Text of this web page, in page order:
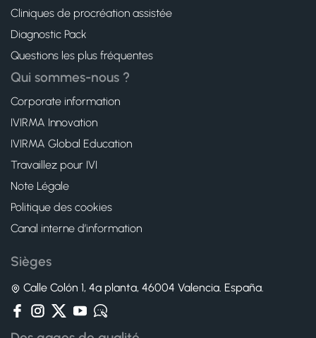
Cliniques de procréation assistée
Diagnostic Pack
Questions les plus fréquentes
Qui sommes-nous ?
Corporate information
IVIRMA Innovation
IVIRMA Global Education
Travaillez pour IVI
Note Légale
Politique des cookies
Canal interne d’information
Sièges
Calle Colón 1, 4ª planta, 46004 Valencia. España.